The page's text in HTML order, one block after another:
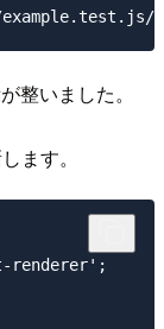
整いました。
ます。
renderer';